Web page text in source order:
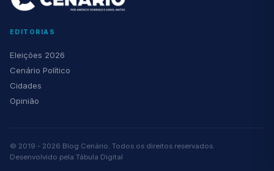
EDITORIAS
Eleições 2026
Cenário Político
Cidades
Opinião
© 2019 - 2026 Blog Cenário. Todos os direitos reservados.
Desenvolvido pela Tábula Digital